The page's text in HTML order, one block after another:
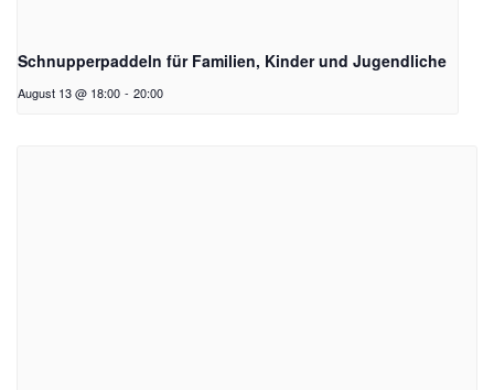
Schnupperpaddeln für Familien, Kinder und Jugendliche
August 13 @ 18:00 - 20:00